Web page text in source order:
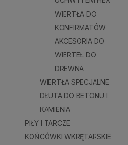
WIERTŁA DO
KONFIRMATÓW
AKCESORIA DO
WIERTEŁ DO
DREWNA
WIERTŁA SPECJALNE
DŁUTA DO BETONU I
KAMIENIA
PIŁY I TARCZE
KOŃCÓWKI WKRĘTARSKIE